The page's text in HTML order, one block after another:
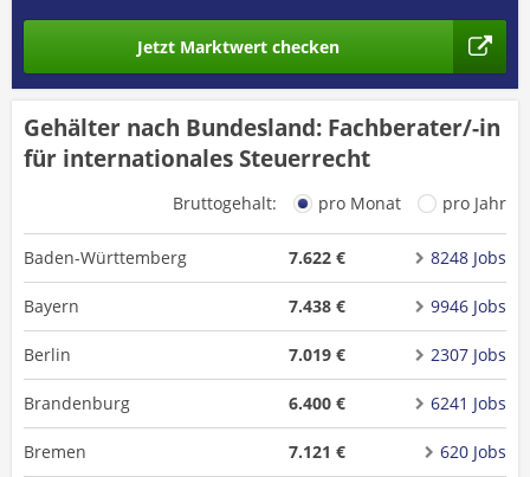
Jetzt Marktwert checken
Gehälter nach Bundesland: Fachberater/-in
für internationales Steuerrecht
Bruttogehalt: pro Monat pro Jahr
Baden-Württemberg 7.622 € 8248 Jobs
Bayern 7.438 € 9946 Jobs
Berlin 7.019 € 2307 Jobs
Brandenburg 6.400 € 6241 Jobs
Bremen 7.121 € 620 Jobs